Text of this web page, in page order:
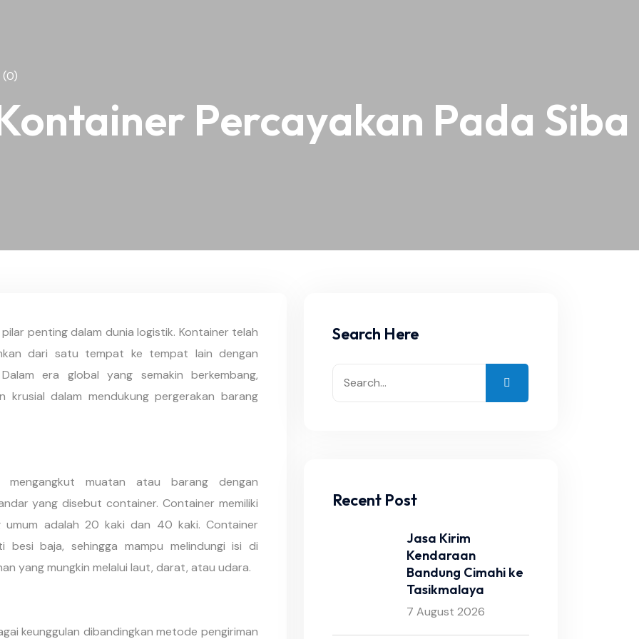
Percayakan Pada Siba
penting dalam dunia logistik. Kontainer telah
dari satu tempat ke tempat lain dengan
era global yang semakin berkembang,
krusial dalam mendukung pergerakan barang
mengangkut muatan atau barang dengan
yang disebut container. Container memiliki
adalah 20 kaki dan 40 kaki. Container
baja, sehingga mampu melindungi isi di
yang mungkin melalui laut, darat, atau udara.
keunggulan dibandingkan metode pengiriman
Search Here
Recent Post
Jasa Kirim
Kendaraan
Bandung Cimahi ke
Tasikmalaya
7 August 2026